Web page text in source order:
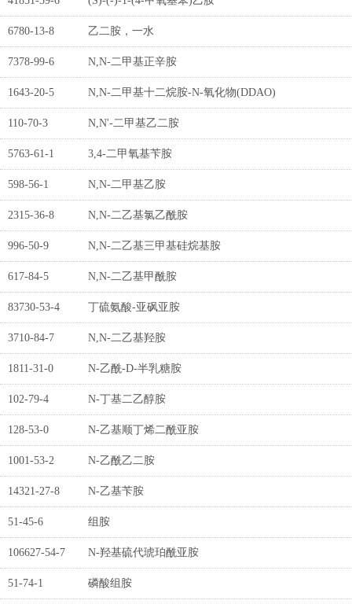
6780-13-8 乙二胺，一水
7378-99-6 N,N-二甲基正辛胺
1643-20-5 N,N-二甲基十二烷胺-N-氧化物(DDAO)
110-70-3 N,N'-二甲基乙二胺
5763-61-1 3,4-二甲氧基苄胺
598-56-1 N,N-二甲基乙胺
2315-36-8 N,N-二乙基氯乙酰胺
996-50-9 N,N-二乙基三甲基硅烷基胺
617-84-5 N,N-二乙基甲酰胺
83730-53-4 丁硫氨酸-亚砜亚胺
3710-84-7 N,N-二乙基羟胺
1811-31-0 N-乙酰-D-半乳糖胺
102-79-4 N-丁基二乙醇胺
128-53-0 N-乙基顺丁烯二酰亚胺
1001-53-2 N-乙酰乙二胺
14321-27-8 N-乙基苄胺
51-45-6 组胺
106627-54-7 N-羟基硫代琥珀酰亚胺
51-74-1 磷酸组胺